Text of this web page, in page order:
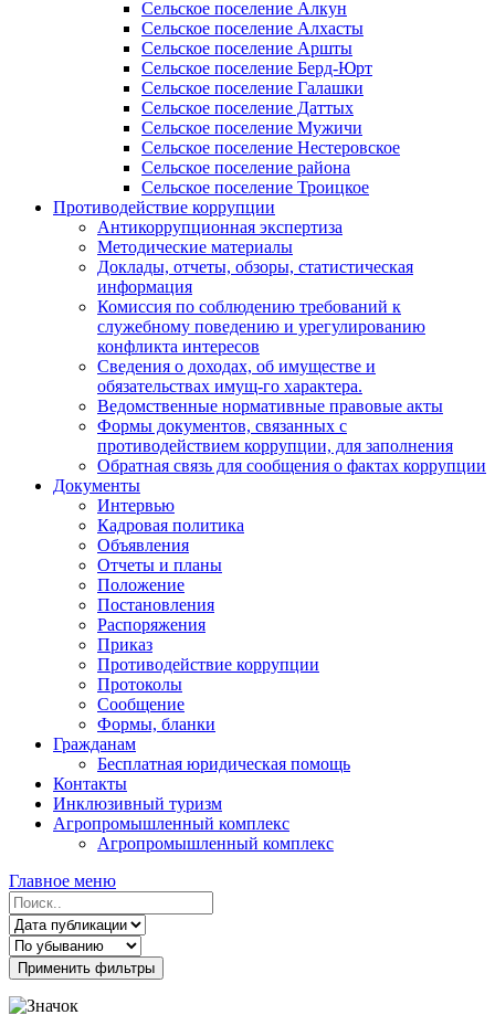
Сельское поселение Алкун
Сельское поселение Алхасты
Сельское поселение Аршты
Сельское поселение Берд-Юрт
Сельское поселение Галашки
Сельское поселение Даттых
Сельское поселение Мужичи
Сельское поселение Нестеровское
Сельское поселение района
Сельское поселение Троицкое
Противодействие коррупции
Антикоррупционная экспертиза
Методические материалы
Доклады, отчеты, обзоры, статистическая
информация
Комиссия по соблюдению требований к
служебному поведению и урегулированию
конфликта интересов
Сведения о доходах, об имуществе и
обязательствах имущ-го характера.
Ведомственные нормативные правовые акты
Формы документов, связанных с
противодействием коррупции, для заполнения
Обратная связь для сообщения о фактах коррупции
Документы
Интервью
Кадровая политика
Объявления
Отчеты и планы
Положение
Постановления
Распоряжения
Приказ
Противодействие коррупции
Протоколы
Сообщение
Формы, бланки
Гражданам
Бесплатная юридическая помощь
Контакты
Инклюзивный туризм
Агропромышленный комплекс
Агропромышленный комплекс
Главное меню
Применить фильтры